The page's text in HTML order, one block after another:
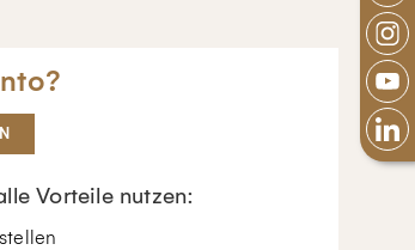
Vorteile nutzen: